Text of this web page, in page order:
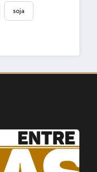
soja